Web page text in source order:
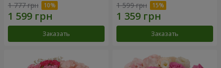
1 777 грн
Заказать
1 599 грн
Заказать